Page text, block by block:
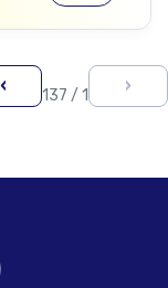
‹
1 / 137
›